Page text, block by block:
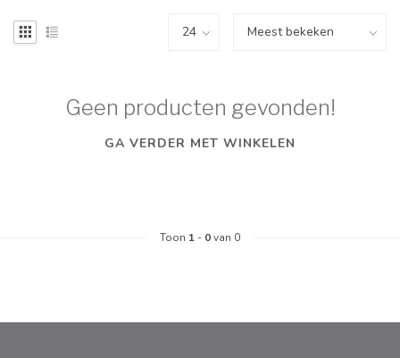
Geen producten gevonden!
GA VERDER MET WINKELEN
Toon 1 - 0van 0